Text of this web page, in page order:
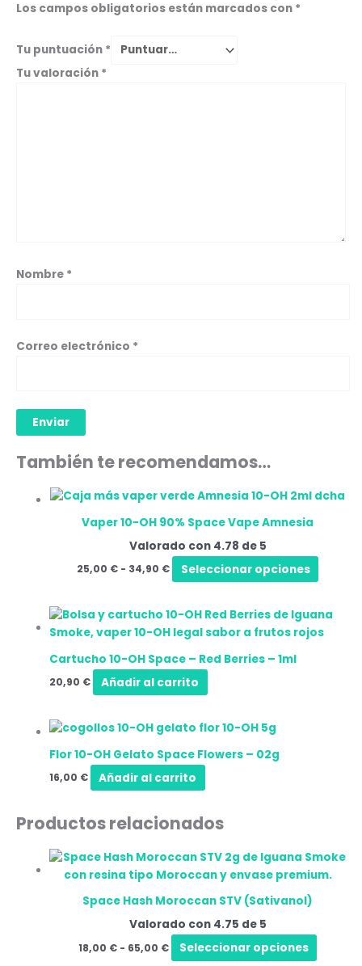
Los campos obligatorios están marcados con *
Tu puntuación *
Tu valoración *
Nombre *
Correo electrónico *
También te recomendamos…
Vaper 10-OH 90% Space Vape Amnesia
Valorado con 4.78 de 5
25,00 € - 34,90 €
Rango
precios:
desde
25,00 €
hasta
34,90 €
Seleccionar opciones
Este
Las
se
pueden
Cartucho 10-OH Space – Red Berries –1ml
20,90 € Añadir al carrito
Flor 10-OH Gelato Space Flowers – 02g
16,00 € Añadir al carrito
Productos relacionados
Space Hash Moroccan STV (Sativanol)
Valorado con 4.75 de 5
18,00 € - 65,00 €
Rango
precios:
18,00 €
hasta
65,00 €
Seleccionar opciones
Este